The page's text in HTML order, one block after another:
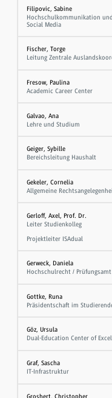
Filipovic, Sabine
Hochschulkommunikation
Social Media
Fischer, Torge
Leitung Zentrale
Fresow, Paulina
Academic Career Center
Galvao, Ana
Lehre und Studium
Geiger, Sybille
Bereichsleitung Haushalt
Gekeler, Cornelia
Allgemeine
Gerloff, Axel, Prof. Dr.
Leiter Studienkolleg
Projektleiter ISAdual
Gerweck, Daniela
Hochschulrecht / Prüfungsamt
Gottke, Runa
Präsidentschaft im
Göz, Ursula
Dual-Education Center of
Graf, Sascha
IT-Infrastruktur
Groshert, Christopher